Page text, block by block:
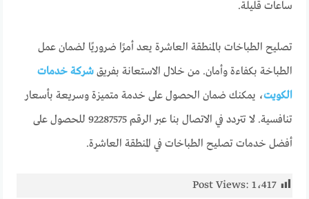
ساعات قليلة.
تصليح الطباخات بالمنطقة العاشرة يعد أمرًا ضروريًا لضمان عمل
الطباخة بكفاءة وأمان. من خلال الاستعانة بفريقشركة خدمات
الكويت، يمكنك ضمان الحصول على خدمة متميزة وسريعة بأسعار
تنافسية. لا تتردد في الاتصال بنا عبر الرقم 92287575 للحصول على
أفضل خدمات تصليح الطباخات في المنطقة العاشرة.
Post Views: 1٬417